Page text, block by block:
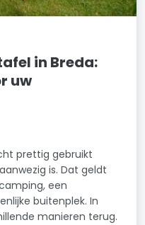
in Breda:
uw
prettig gebruikt
is. Dat geldt
een
buitenplek. In
manieren terug.